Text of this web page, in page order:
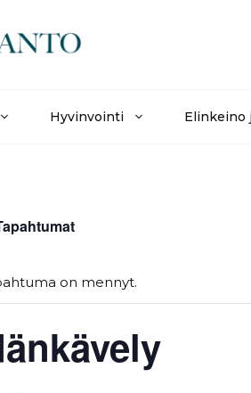
Hyvinvointi Elinkeino
on mennyt.